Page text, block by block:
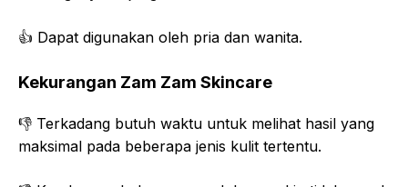
👍 Dapat digunakan oleh pria dan wanita.
Kekurangan Zam Zam Skincare
👎 Terkadang butuh waktu untuk melihat hasil yang
maksimal pada beberapa jenis kulit tertentu.